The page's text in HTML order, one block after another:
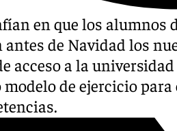
en que los alumnos
antes de Navidad los
acceso a la universidad
modelo de ejercicio